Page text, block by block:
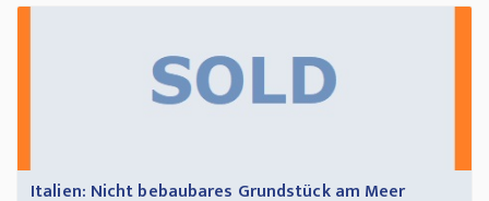
Italien: Nicht bebaubares Grundstück am Meer